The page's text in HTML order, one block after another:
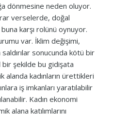
dönmesine neden oluyor.
verselerde, doğal
karşı rolünü oynuyor.
var. İklim değişimi,
sonucunda kötü bir
bir şekilde bu gidişata
alanda kadınların ürettikleri
iş imkanları yaratılabilir
Kadın ekonomi
alana katılımlarını